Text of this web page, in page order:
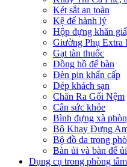
Két sắt an toàn
Kệ để hành lý
Hộp đựng khăn
Giường Phụ Extra
Gạt tàn thuốc
Đồng hồ để bàn
Đèn pin khẩn cấp
Dép khách sạn
Chăn Ra Gối Nệm
Cân sức khỏe
Bình đựng xà
Bộ Khay Đựng
Bộ đồ da trong
Bàn ủi và bàn để ủi
Dụng cụ trong phòng tắm